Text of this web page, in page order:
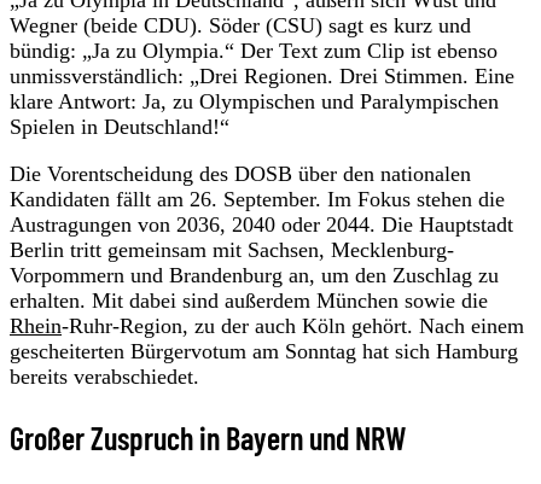
Wegner (beide CDU). Söder (CSU) sagt es kurz und
bündig: „Ja zu Olympia.“ Der Text zum Clip ist ebenso
unmissverständlich: „Drei Regionen. Drei Stimmen. Eine
klare Antwort: Ja, zu Olympischen und Paralympischen
Spielen in Deutschland!“
Die Vorentscheidung des DOSB über den nationalen
Kandidaten fällt am 26. September. Im Fokus stehen die
Austragungen von 2036, 2040 oder 2044. Die Hauptstadt
Berlin tritt gemeinsam mit Sachsen, Mecklenburg-
Vorpommern und Brandenburg an, um den Zuschlag zu
erhalten. Mit dabei sind außerdem München sowie die
Rhein-Ruhr-Region, zu der auch Köln gehört. Nach einem
gescheiterten Bürgervotum am Sonntag hat sich Hamburg
bereits verabschiedet.
Großer Zuspruch in Bayern und NRW